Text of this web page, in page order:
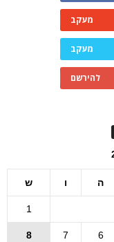
מעקב
מעקב
להירשם
ה ו ש
1
6
7
8